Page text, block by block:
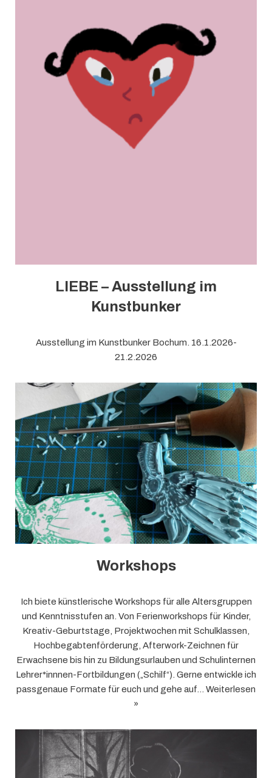
LIEBE – Ausstellung im
Kunstbunker
Ausstellung im Kunstbunker Bochum. 16.1.2026-
21.2.2026
Workshops
Ich biete künstlerische Workshops für alle Altersgruppen
und Kenntnisstufen an. Von Ferienworkshops für Kinder,
Kreativ-Geburtstage, Projektwochen mit Schulklassen,
Hochbegabtenförderung, Afterwork-Zeichnen für
Erwachsene bis hin zu Bildungsurlauben und Schulinternen
Lehrer*innnen-Fortbildungen („Schilf“). Gerne entwickle ich
passgenaue Formate für euch und gehe auf… Weiterlesen
»